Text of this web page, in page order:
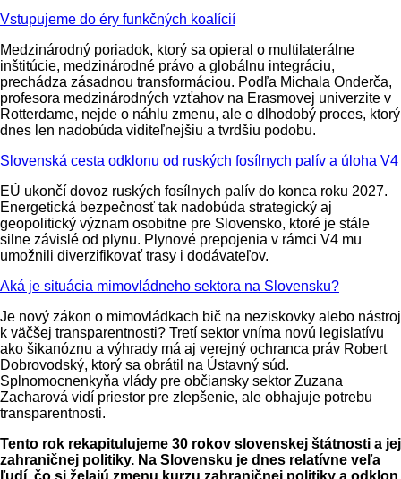
Vstupujeme do éry funkčných koalícií
Medzinárodný poriadok, ktorý sa opieral o multilaterálne
inštitúcie, medzinárodné právo a globálnu integráciu,
prechádza zásadnou transformáciou. Podľa Michala Onderča,
profesora medzinárodných vzťahov na Erasmovej univerzite v
Rotterdame, nejde o náhlu zmenu, ale o dlhodobý proces, ktorý
dnes len nadobúda viditeľnejšiu a tvrdšiu podobu.
Slovenská cesta odklonu od ruských fosílnych palív a úloha V4
EÚ ukončí dovoz ruských fosílnych palív do konca roku 2027.
Energetická bezpečnosť tak nadobúda strategický aj
geopolitický význam osobitne pre Slovensko, ktoré je stále
silne závislé od plynu. Plynové prepojenia v rámci V4 mu
umožnili diverzifikovať trasy i dodávateľov.
Aká je situácia mimovládneho sektora na Slovensku?
Je nový zákon o mimovládkach bič na neziskovky alebo nástroj
k väčšej transparentnosti? Tretí sektor vníma novú legislatívu
ako šikanóznu a výhrady má aj verejný ochranca práv Robert
Dobrovodský, ktorý sa obrátil na Ústavný súd.
Splnomocnenkyňa vlády pre občiansky sektor Zuzana
Zacharová vidí priestor pre zlepšenie, ale obhajuje potrebu
transparentnosti.
Tento rok rekapitulujeme 30 rokov slovenskej štátnosti a jej
zahraničnej politiky. Na Slovensku je dnes relatívne veľa
ľudí, čo si želajú zmenu kurzu zahraničnej politiky a odklon